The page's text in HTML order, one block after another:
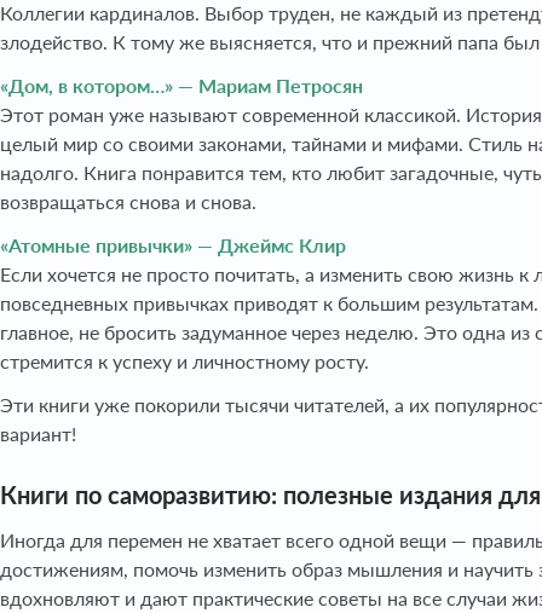
Коллегии кардиналов. Выбор труден, не каждый из
злодейство. К тому же выясняется, что и прежний папа был
«Дом, в котором…» — Мариам Петросян
Этот роман уже называют современной классикой.
целый мир со своими законами, тайнами и мифами. Стиль
надолго. Книга понравится тем, кто любит загадочные,
возвращаться снова и снова.
«Атомные привычки» — Джеймс Клир
Если хочется не просто почитать, а изменить свою жизнь
повседневных привычках приводят к большим
главное, не бросить задуманное через неделю. Это одна
стремится к успеху и личностному росту.
Эти книги уже покорили тысячи читателей, а их
вариант!
Книги по саморазвитию: полезные издания
Иногда для перемен не хватает всего одной вещи —
достижениям, помочь изменить образ мышления и
вдохновляют и дают практические советы на все случаи